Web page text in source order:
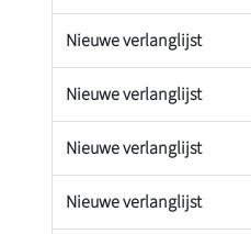
Nieuwe verlanglijst
Nieuwe verlanglijst
Nieuwe verlanglijst
Nieuwe verlanglijst